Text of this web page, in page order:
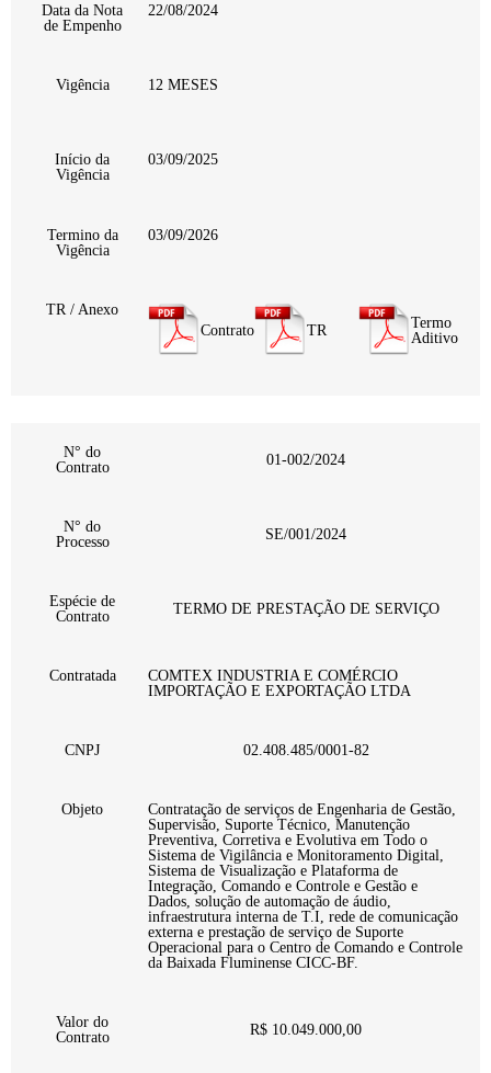
Data da Nota
de Empenho
22/08/2024
Vigência 12 MESES
Início da
Vigência
03/09/2025
Termino da
Vigência
03/09/2026
TR / Anexo
Contrato
TR
Termo
Aditivo
N° do
Contrato
01-002/2024
N° do
Processo
SE/001/2024
Espécie de
Contrato
TERMO DE PRESTAÇÃO DE SERVIÇO
Contratada
COMTEX INDUSTRIA E COMÉRCIO
IMPORTAÇÃO E EXPORTAÇÃO LTDA
CNPJ 02.408.485/0001-82
Objeto
Contratação de serviços de Engenharia de Gestão,
Supervisão, Suporte Técnico, Manutenção
Preventiva, Corretiva e Evolutiva em Todo o
Sistema de Vigilância e Monitoramento Digital,
Sistema de Visualização e Plataforma de
Integração, Comando e Controle e Gestão e
Dados, solução de automação de áudio,
infraestrutura interna de T.I, rede de comunicação
externa e prestação de serviço de Suporte
Operacional para o Centro de Comando e Controle
da Baixada Fluminense CICC-BF.
Valor do
Contrato
R$ 10.049.000,00